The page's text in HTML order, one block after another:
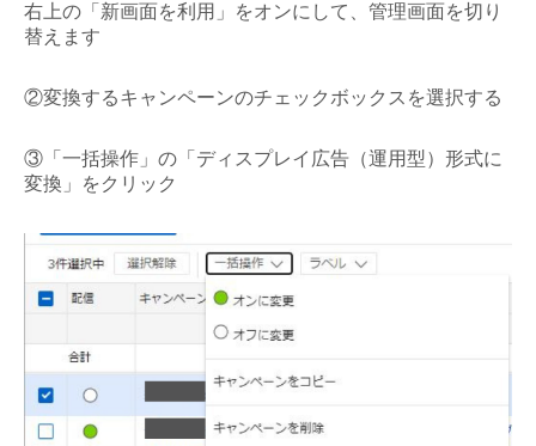
右上の「新画面を利用」をオンにして、管理画面を切り
替えます
②変換するキャンペーンのチェックボックスを選択する
③「一括操作」の「ディスプレイ広告（運用型）形式に
変換」をクリック